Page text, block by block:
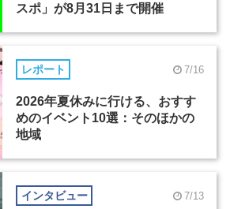
スポ」が8月31日まで開催
レポート 7/16
2026年夏休みに行ける、おすす
めのイベント10選：そのほかの
地域
インタビュー 7/13